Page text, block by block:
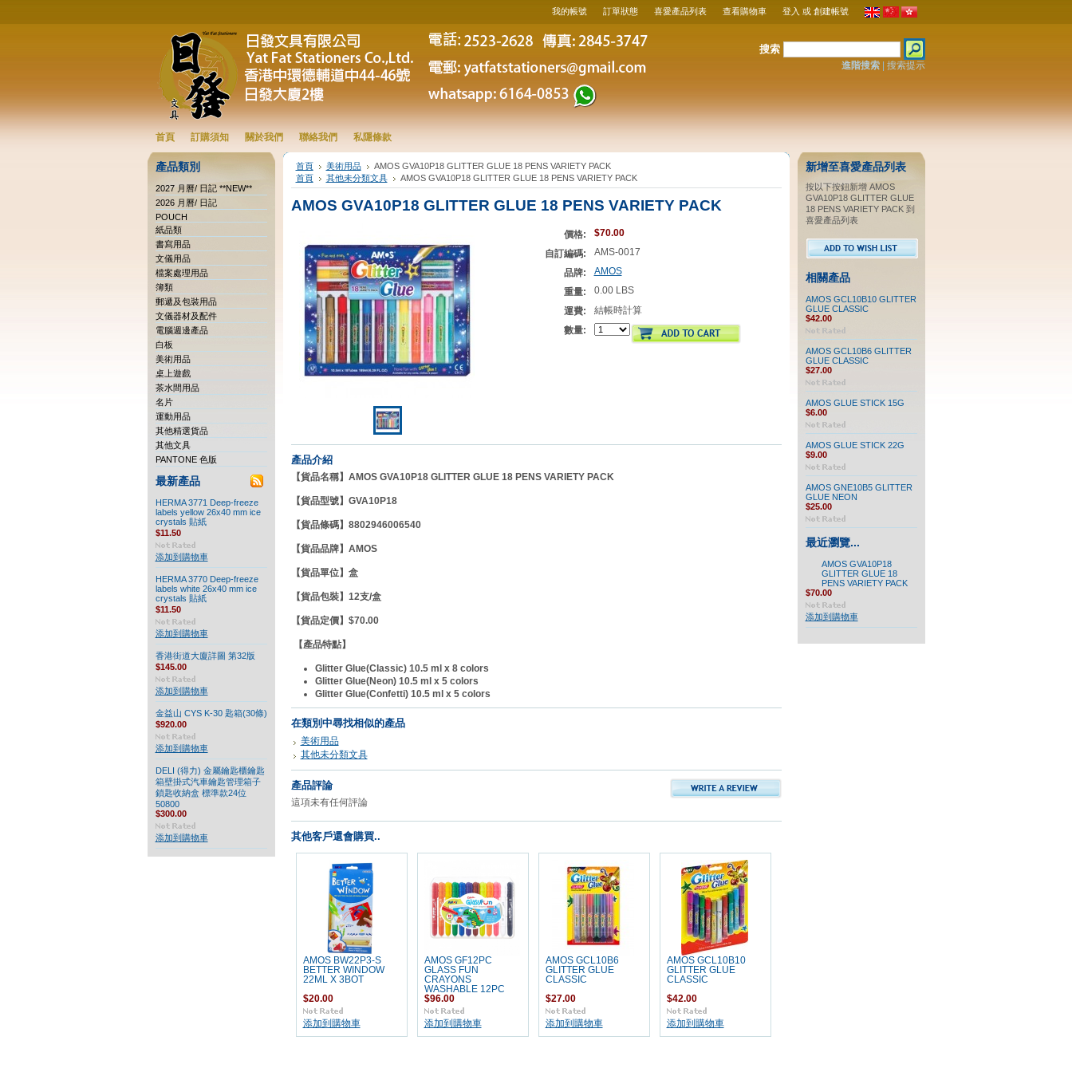
我的帳號 訂單狀態 喜愛產品列表 查看購物車 登入 或 創建帳號
搜索
進階搜索| 搜索提示
首頁 訂購須知 關於我們 聯絡我們 私隱條款
產品類別
2027 月曆/ 日記 **NEW**
2026 月曆/ 日記
POUCH
紙品類
書寫用品
文儀用品
檔案處理用品
簿類
郵遞及包裝用品
文儀器材及配件
電腦週邊產品
白板
美術用品
桌上遊戲
茶水間用品
名片
運動用品
其他精選貨品
其他文具
PANTONE 色版
最新產品
HERMA 3771 Deep-freeze
labels yellow 26x40 mm ice
crystals 貼紙
$11.50
添加到購物車
HERMA 3770 Deep-freeze
labels white 26x40 mm ice
crystals 貼紙
$11.50
添加到購物車
香港街道大廈詳圖 第32版
$145.00
添加到購物車
金益山 CYS K-30 匙箱(30條)
$920.00
添加到購物車
DELI (得力) 金屬鑰匙櫃鑰匙
箱壁掛式汽車鑰匙管理箱子
鎖匙收納盒 標準款24位
50800
$300.00
添加到購物車
首頁 美術用品
AMOS GVA10P18 GLITTER GLUE 18 PENS VARIETY PACK
首頁
其他未分類文具 AMOS GVA10P18 GLITTER GLUE 18 PENS VARIETY PACK
AMOS GVA10P18 GLITTER GLUE 18 PENS VARIETY PACK
價格:
$70.00
自訂編碼:
AMS-0017
品牌:
AMOS
重量:
0.00 LBS
運費:
結帳時計算
數量:
產品介紹
【貨品名稱】AMOS GVA10P18 GLITTER GLUE 18 PENS VARIETY PACK
【貨品型號】 GVA10P18
【貨品條碼】8802946006540
【貨品品牌】 AMOS
【貨品單位】盒
【貨品包裝】12支/盒
【貨品定價】$70.00
【產品特點】
Glitter Glue(Classic) 10.5 ml x 8 colors
Glitter Glue(Neon) 10.5 ml x 5 colors
Glitter Glue(Confetti) 10.5 ml x 5 colors
在類別中尋找相似的產品
美術用品
其他未分類文具
產品評論
這項未有任何評論
其他客戶還會購買..
AMOS BW22P3-S
BETTER WINDOW
22ML X 3BOT
$20.00
添加到購物車
AMOS GF12PC
GLASS FUN
CRAYONS
WASHABLE 12PC
$96.00
添加到購物車
AMOS GCL10B6
GLITTER GLUE
CLASSIC
$27.00
添加到購物車
AMOS GCL10B10
GLITTER GLUE
CLASSIC
$42.00
添加到購物車
新增至喜愛產品列表
按以下按鈕新增 AMOS
GVA10P18 GLITTER GLUE
18 PENS VARIETY PACK 到
喜愛產品列表
相關產品
AMOS GCL10B10 GLITTER
GLUE CLASSIC
$42.00
AMOS GCL10B6 GLITTER
GLUE CLASSIC
$27.00
AMOS GLUE STICK 15G
$6.00
AMOS GLUE STICK 22G
$9.00
AMOS GNE10B5 GLITTER
GLUE NEON
$25.00
最近瀏覽...
AMOS GVA10P18
GLITTER GLUE 18
PENS VARIETY PACK
$70.00
添加到購物車